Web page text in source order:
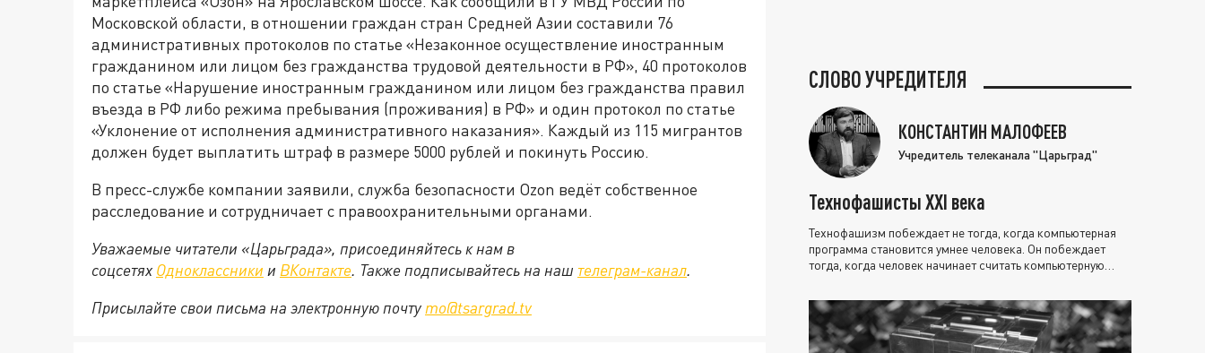
Московской области, в отношении граждан стран Средней Азии составили 76
административных протоколов по статье «Незаконное осуществление иностранным
гражданином или лицом без гражданства трудовой деятельности в РФ», 40 протоколов
по статье «Нарушение иностранным гражданином или лицом без гражданства правил
въезда в РФ либо режима пребывания (проживания) в РФ» и один протокол по статье
«Уклонение от исполнения административного наказания». Каждый из 115 мигрантов
должен будет выплатить штраф в размере 5000 рублей и покинуть Россию.
В пресс-службе компании заявили, служба безопасности Ozon ведёт собственное
расследование и сотрудничает с правоохранительными органами.
Уважаемые читатели «Царьграда», присоединяйтесь к нам в
соцсетях Одноклассники и ВКонтакте. Также подписывайтесь на наш телеграм-канал.
Присылайте свои письма на электронную почту mo@tsargrad.tv
СЛОВО УЧРЕДИТЕЛЯ
КОНСТАНТИН МАЛОФЕЕВ
Учредитель телеканала "Царьград"
Технофашисты XXI века
Технофашизм побеждает не тогда, когда компьютерная
программа становится умнее человека. Он побеждает
тогда, когда человек начинает считать компьютерную